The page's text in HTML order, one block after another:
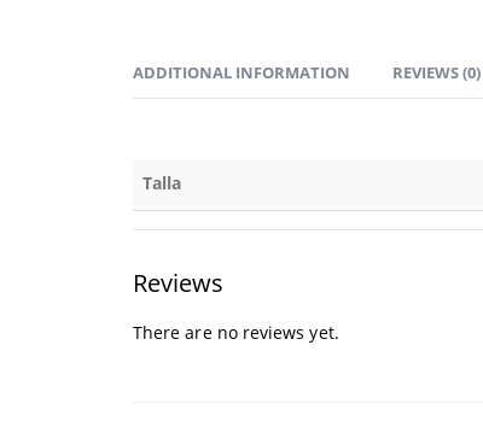
ADDITIONAL INFORMATION REVIEWS (0)
Talla
Reviews
There are no reviews yet.